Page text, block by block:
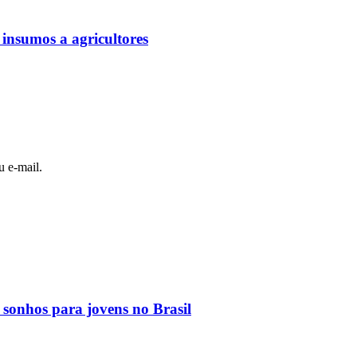
a agricultores
e-mail.
para jovens no Brasil